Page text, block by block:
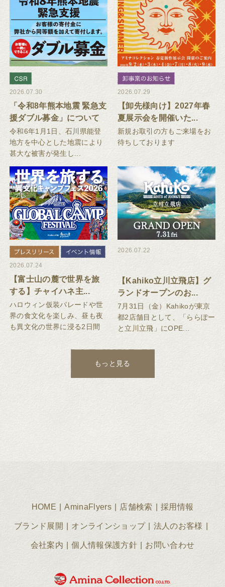
2026.07.30
「令和8年熊本地震 緊急支
援ダブル募金」について
令和6年1月1日、石川県能登
地方を中心とした地震により
甚大な被害が発生し...
2026.07.29
【卸先様向け】2027年春
夏展示会を開催いた...
新規お取引の方もご来場をお
待ちしております
2026.07.24
【富士山の麓で世界を旅
する】チャイハネ主...
ハロウィン仮装パレードや世
界の食文化を楽しみ、昼も夜
も異文化の世界に浸る2日間
2026.07.22
【Kahiko立川立飛店】グ
ランドオープンのお...
7月31日（金）Kahikoが東京
都2店舗目として、「ららぽー
と立川立飛」にOPE...
もっと見る
HOME AminaFlyers 店舗検索 採用情報
ブランド展開 オンラインショップ 法人のお客様
会社案内 個人情報保護方針 お問い合わせ